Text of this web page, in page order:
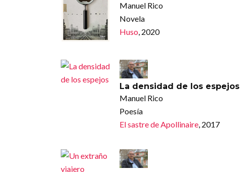
Manuel Rico
Novela
Huso, 2020
La densidad de los espejos
Manuel Rico
Poesía
El sastre de Apollinaire, 2017